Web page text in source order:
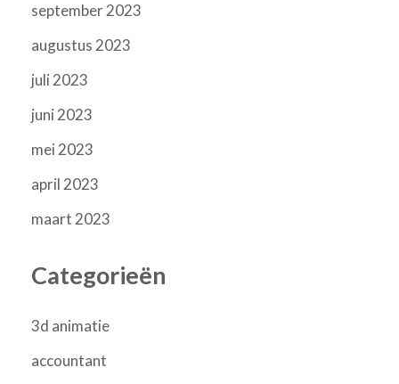
september 2023
augustus 2023
juli 2023
juni 2023
mei 2023
april 2023
maart 2023
Categorieën
3d animatie
accountant